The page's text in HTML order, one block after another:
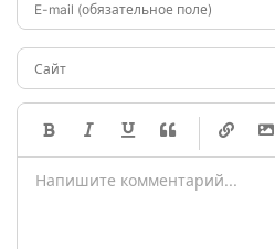
E-mail (обязательное поле)
Сайт
-
-
-